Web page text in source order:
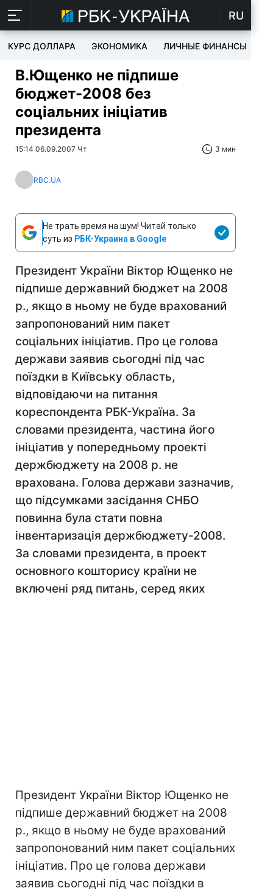
RU
КУРС ДОЛЛАРА ЭКОНОМИКА ЛИЧНЫЕ ФИНАНСЫ
В.Ющенко не підпише
бюджет-2008 без
соціальних ініціатив
президента
15:14 06.09.2007 Чт 3 мин
RBC.UA
Не трать время на шум! Читай только
суть из РБК-Украина в Google
Президент України Віктор Ющенко не
підпише державний бюджет на 2008
р., якщо в ньому не буде врахований
запропонований ним пакет
соціальних ініціатив. Про це голова
держави заявив сьогодні під час
поїздки в Київську область,
відповідаючи на питання
кореспондента РБК-Україна. За
словами президента, частина його
ініціатив у попередньому проекті
держбюджету на 2008 р. не
врахована. Голова держави зазначив,
що підсумками засідання СНБО
повинна була стати повна
інвентаризація держбюджету-2008.
За словами президента, в проект
основного кошторису країни не
включені ряд питань, серед яких
Президент України Віктор Ющенко не
підпише державний бюджет на 2008
р., якщо в ньому не буде врахований
запропонований ним пакет соціальних
ініціатив. Про це голова держави
заявив сьогодні під час поїздки в